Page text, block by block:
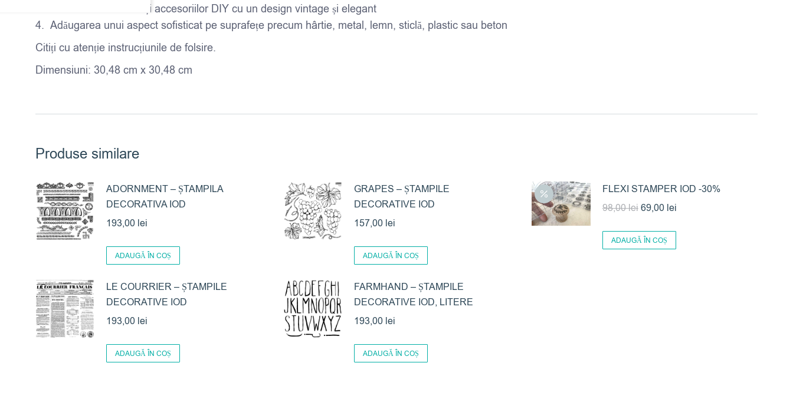
Decorarea textilelor și accesoriilor DIY cu un design vintage și elegant
Adăugarea unui aspect sofisticat pe suprafețe precum hârtie, metal, lemn, sticlă, plastic sau beton
Citiți cu atenție instrucțiunile de folsire.
Dimensiuni: 30,48 cm x 30,48 cm
Produse similare
ADORNMENT – ȘTAMPILA
DECORATIVA IOD
193,00 lei
ADAUGĂ ÎN COȘ
GRAPES – ȘTAMPILE
DECORATIVE IOD
157,00 lei
ADAUGĂ ÎN COȘ
FLEXI STAMPER IOD -30%
98,00leiPrețul
a
69,00 leiPrețul
ADAUGĂ ÎN COȘ
LE COURRIER – ȘTAMPILE
DECORATIVE IOD
193,00 lei
ADAUGĂ ÎN COȘ
FARMHAND – ȘTAMPILE
DECORATIVE IOD, LITERE
193,00 lei
ADAUGĂ ÎN COȘ